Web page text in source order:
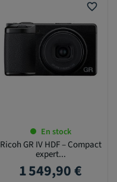
favorite_border
En stock
Ricoh GR IV HDF – Compact
expert...
Prix
1 549,90 €